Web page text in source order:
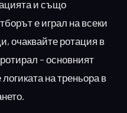
и също
е играл на всеки
очаквайте ротация в
– основният
на треньора в